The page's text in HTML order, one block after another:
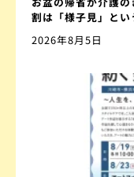
割は「様子見」とい
2026年8月5日